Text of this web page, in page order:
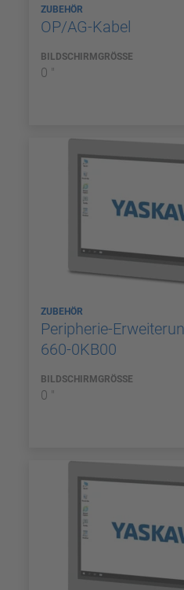
ZUBEHÖR
OP/AG-Kabel
BILDSCHIRMGRÖSSE
0 "
ZUBEHÖR
Peripherie-
660-0KB00
BILDSCHIRMGRÖSSE
0 "